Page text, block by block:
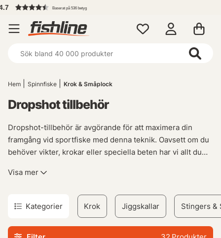
Hem Spinnfiske Krok & Småplock
Dropshot tillbehör
Dropshot-tillbehör är avgörande för att maximera din
framgång vid sportfiske med denna teknik. Oavsett om du
behöver vikter, krokar eller speciella beten har vi allt du
Dropshot-tillbehör erbjuder högkvalitativa produkter som
Med vårt sortiment av Dropshot-vikter kan du anpassa din
presentation och locka fisken på ett effektivt sätt. Vi
Visa mer
Kategorier Krok Jiggskallar Stingers &